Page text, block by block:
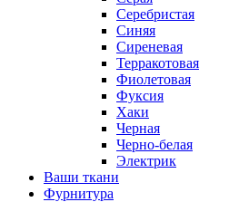
Серебристая
Синяя
Сиреневая
Терракотовая
Фиолетовая
Фуксия
Хаки
Черная
Черно-белая
Электрик
Ваши ткани
Фурнитура